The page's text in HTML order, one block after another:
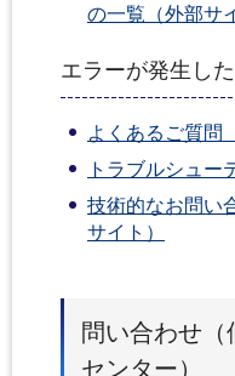
の一覧（外部サ
エラーが発生し
よくあるご質問
トラブルシュー
技術的なお問い
サイト）
問い合わせ
センター）